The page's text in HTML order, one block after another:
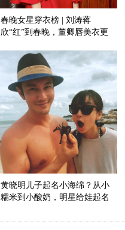
春晚女星穿衣榜 | 刘涛蒋
欣“红”到春晚，董卿唇美衣更
黄晓明儿子起名小海绵？从小
糯米到小酸奶，明星给娃起名